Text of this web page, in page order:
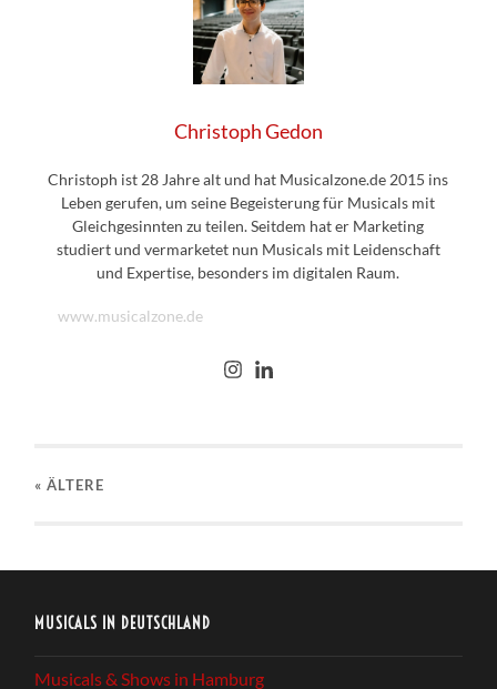
Christoph Gedon
Christoph ist 28 Jahre alt und hat Musicalzone.de 2015 ins
Leben gerufen, um seine Begeisterung für Musicals mit
Gleichgesinnten zu teilen. Seitdem hat er Marketing
studiert und vermarketet nun Musicals mit Leidenschaft
und Expertise, besonders im digitalen Raum.
www.musicalzone.de
« ÄLTERE
MUSICALS IN DEUTSCHLAND
Musicals & Shows in Hamburg